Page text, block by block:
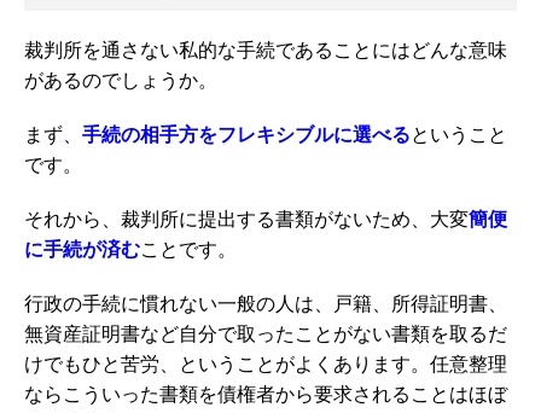
裁判所を通さない私的な手続であることにはどんな意味
があるのでしょうか。
まず、 手続の相手方をフレキシブルに選べるということ
です。
それから、裁判所に提出する書類がないため、大変簡便
に手続が済むことです。
行政の手続に慣れない一般の人は、戸籍、所得証明書、
無資産証明書など自分で取ったことがない書類を取るだ
けでもひと苦労、ということがよくあります。任意整理
ならこういった書類を債権者から要求されることはほぼ